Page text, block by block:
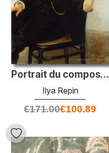
Portrait du compositeur Anatoly Konstantinovich Lyadov
Ilya Repin
€171.00€100.89